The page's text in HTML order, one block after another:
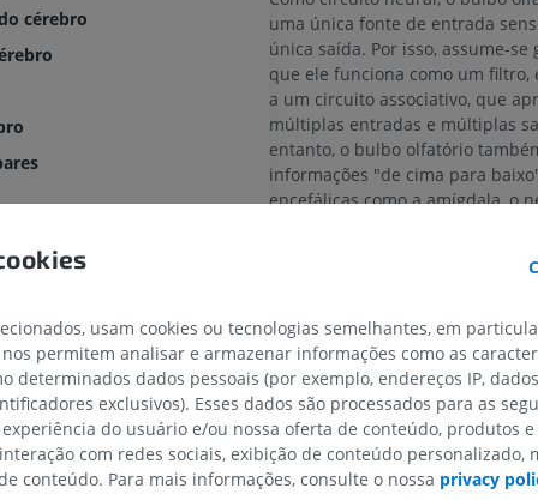
cérebro
telencéfalo
uma única fonte de entrada
única saída. Por isso, assume-se
que ele funciona como um filtro,
a um circuito associativo, que
múltiplas entradas e múltiplas
entanto, o bulbo olfatório
informações "de cima para
encefálicas como a amígdala, o
A tradução está incorreta?
Referências
This definition incorporates text from
website - Wikipedia: The free
usam cookies ou tecnologias semelhantes, em
permitem analisar e armazenar informações como as
determinados dados pessoais (por exemplo, endereços IP,
exclusivos). Esses dados são processados para as
do usuário e/ou nossa oferta de conteúdo, produtos e
com redes sociais, exibição de conteúdo personalizado,
conteúdo. Para mais informações, consulte o nossa privacy